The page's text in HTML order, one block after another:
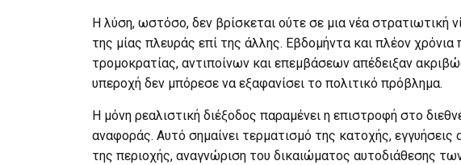
Η λύση, ωστόσο, δεν βρίσκεται ούτε σε μια νέα στρατιωτική
της μίας πλευράς επί της άλλης. Εβδομήντα και πλέον
τρομοκρατίας, αντιποίνων και επεμβάσεων απέδειξαν
υπεροχή δεν μπόρεσε να εξαφανίσει το πολιτικό πρόβλημα.
Η μόνη ρεαλιστική διέξοδος παραμένει η επιστροφή στο
αναφοράς. Αυτό σημαίνει τερματισμό της κατοχής,
της περιοχής, αναγνώριση του δικαιώματος αυτοδιάθεσης